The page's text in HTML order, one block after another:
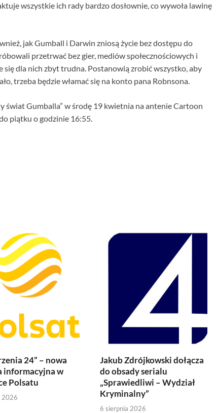
wszystkie ich rady bardzo dosłownie, co wywoła lawinę
jak Gumball i Darwin zniosą życie bez dostępu do
przetrwać bez gier, mediów społecznościowych i
się dla nich zbyt trudna. Postanowią zrobić wszystko, aby
trzeba będzie włamać się na konto pana Robnsona.
świat Gumballa” w środę 19 kwietnia na antenie Cartoon
piątku o godzinie 16:55.
24” – nowa
informacyjna w
Polsatu
2026
Jakub Zdrójkowski dołącza
do obsady serialu
„Sprawiedliwi – Wydział
Kryminalny”
6 sierpnia 2026